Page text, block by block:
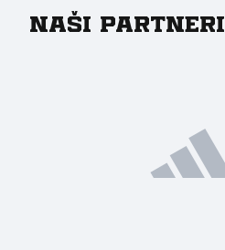
Naši partneri